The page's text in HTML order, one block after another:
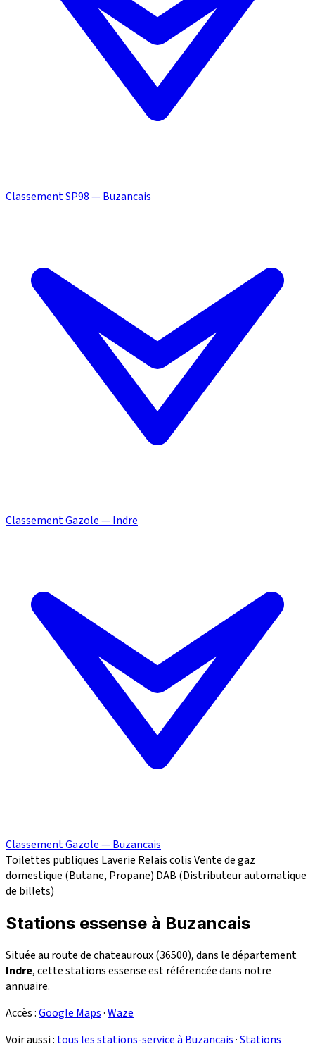
Classement SP98 — Buzancais
Classement Gazole — Indre
Classement Gazole — Buzancais
Toilettes publiques Laverie Relais colisVente de gaz
domestique (Butane, Propane) DAB (Distributeur automatique
de billets)
Stations essense à Buzancais
Située au route de chateauroux (36500), dans le département
Indre, cette stations essense est référencée dans notre
annuaire.
Accès :Google Maps·Waze
Voir aussi : tous les stations-service à Buzancais·Stations